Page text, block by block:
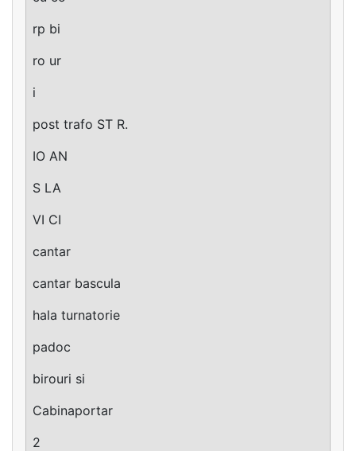
rp bi
ro ur
i
post trafo ST R.
IO AN
S LA
VI CI
cantar
cantar bascula
hala turnatorie
padoc
birouri si
Cabinaportar
2